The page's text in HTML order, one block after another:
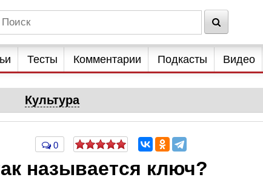
Тесты Комментарии Подкасты Видео
Культура
0
называется ключ?